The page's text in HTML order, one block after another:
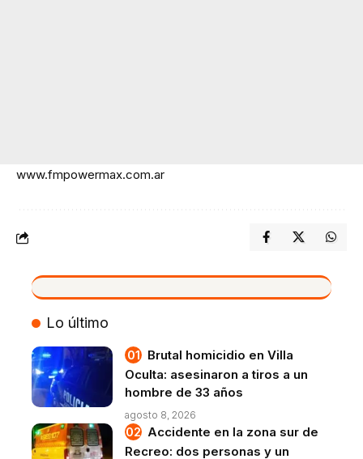
www.fmpowermax.com.ar
VIVO
Lo último
Brutal homicidio en Villa
Oculta: asesinaron a tiros a un
hombre de 33 años
agosto 8, 2026
Accidente en la zona sur de
Recreo: dos personas y un